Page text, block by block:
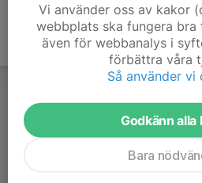
Vi använder oss av kakor
webbplats ska fungera bra
även för webbanalys i
förbättra våra
Så använder vi
Godkänn alla
Bara